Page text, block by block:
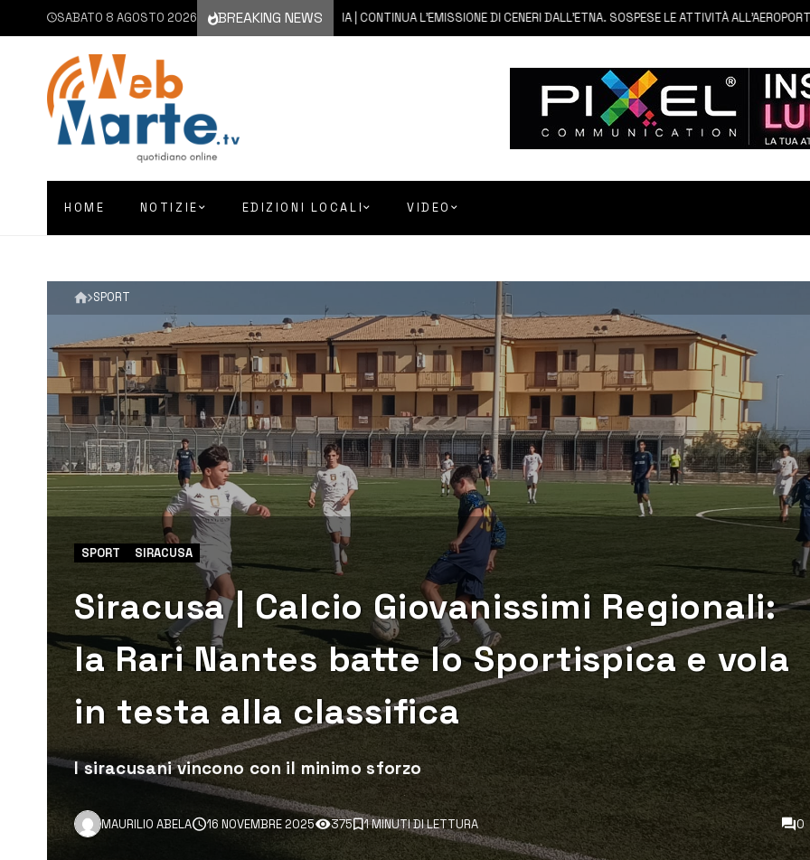
SABATO 8 AGOSTO 2026 BREAKING NEWS
8 AGOSTO 2026 CATANIA | CONTINUA L’EMISSIONE DI CENERI DALL’ETNA. SOSPESE LE ATTIVITÀ ALL’AEROPORTO DI
HOME NOTIZIE EDIZIONI LOCALI VIDEO
SPORT
SPORT SIRACUSA
Siracusa | Calcio Giovanissimi Regionali:
la Rari Nantes batte lo Sportispica e vola
in testa alla classifica
I siracusani vincono con il minimo sforzo
MAURILIO ABELA 16 NOVEMBRE 2025 375 1 MINUTI DI LETTURA 0